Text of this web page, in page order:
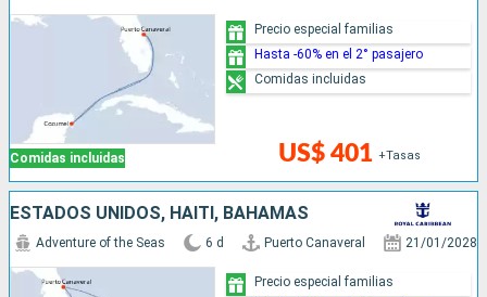
Comidas incluidas US$ 401 +Tasas
Precio especial familias
Hasta -60% en el 2° pasajero
Comidas incluidas
ESTADOS UNIDOS, HAITI, BAHAMAS
Adventure of the Seas 6 d Puerto Canaveral 21/01/2028
Precio especial familias